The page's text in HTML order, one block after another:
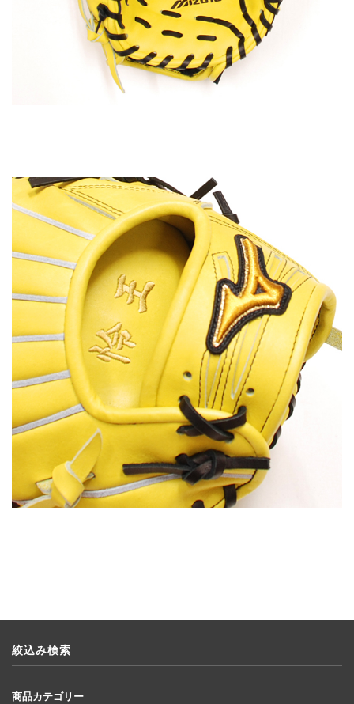
絞込み検索
商品カテゴリー